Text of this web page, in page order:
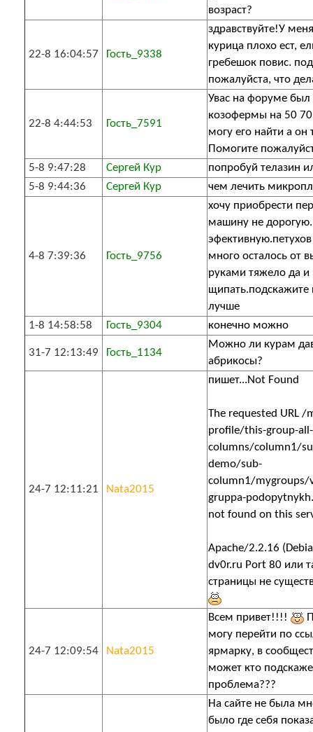
возраст?
22-8 16:04:57 Гость_9338
здравствуйте!У
курица плохо ест,
гребешок повис.
пожалуйста, что
22-8 4:44:53 Гость_7591
Увас на форуме был
козофермы на 50 70
могу его найти а он
Помогите
5-8 9:47:28
Сергей Кур
попробуй телазин
5-8 9:44:36
Сергей Кур чем лечить
4-8 7:39:36 Гость_9756
хочу приобрести
машину не
много осталось от
руками тяжело да и
щипать.подскажите
лучше
1-8 14:58:58
Гость_9304 конечно можно
31-7 12:13:49 Гость_1134
Можно ли курам
абрикосы?
24-7 12:11:21 Nata2015
пишет...Not Found
The requested URL /
profile/this-group-all-
columns/column1/
demo/sub-
column1/mygroups/
gruppa-
not found on this
Apache/2.2.16
dv0r.ru Port 80 или
страницы не
24-7 12:09:54 Nata2015
Всем привет!!!!
могу перейти по
ярмарку, в
может кто
проблема???
На сайте не была
было где себя